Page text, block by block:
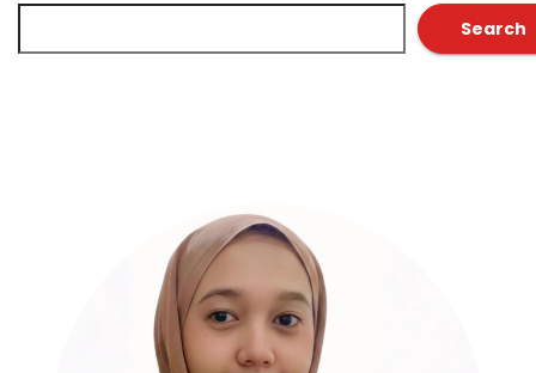
Search